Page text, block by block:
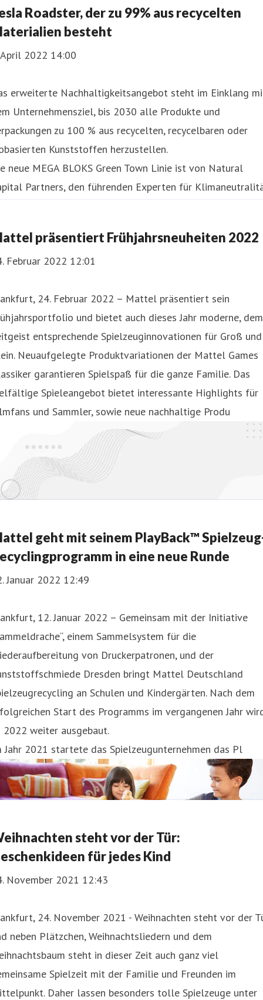
Roadster, der zu 99% aus recycelten
besteht
2022 14:00
erweiterte Nachhaltigkeitsangebot steht im Einklang
Unternehmensziel, bis 2030 alle Produkte und
zu 100 % aus recycelten, recycelbaren oder
Kunststoffen herzustellen.
neue MEGA BLOKS Green Town Linie ist von Natural
Partners, den führenden Experten für
präsentiert Frühjahrsneuheiten 2022
Februar 2022 12:01
24. Februar 2022 – Mattel präsentiert sein
und bietet auch dieses Jahr moderne, dem
entsprechende Spielzeuginnovationen für Groß und
Neuaufgelegte Produktvariationen der Mattel Games
garantieren Spielspaß für die ganze Familie. Das
Spieleangebot bietet interessante Highlights für
und Sammler, sowie neue nachhaltige Produ
geht mit seinem PlayBack™
in eine neue Runde
Januar 2022 12:49
12. Januar 2022 – Gemeinsam mit der Initiative
einem Sammelsystem für die
von Druckerpatronen, und der
Dresden bringt Mattel Deutschland
an Schulen und Kindergärten. Nach dem
Start des Programms im vergangenen Jahr
2022 weiter ausgebaut.
Jahr 2021 startete das Spielzeugunternehmen das Pl
steht vor der Tür:
für jedes Kind
November 2021 12:43
24. November 2021 - Weihnachten steht vor der
neben Plätzchen, Weihnachtsliedern und dem
steht in dieser Zeit auch ganz viel
Spielzeit mit der Familie und Freunden im
Daher lassen besonders tolle Spielzeuge unter